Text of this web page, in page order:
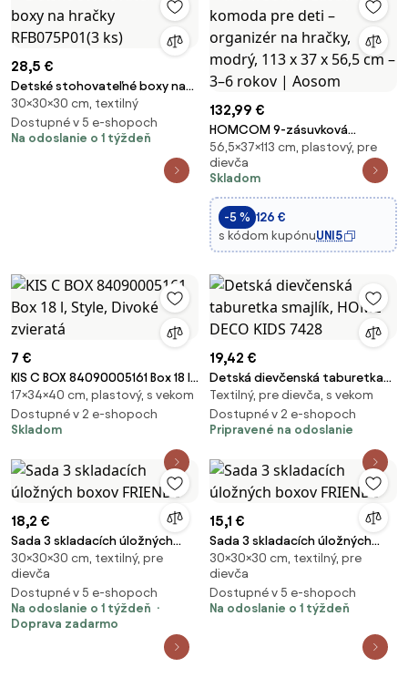
28,5 €
Detské stohovateľné boxy na
hračky RFB075P01(3 ks)
30×30×30 cm, textilný
Dostupné v 5 e-shopoch
Na odoslanie o 1 týždeň
132,99 €
HOMCOM 9-zásuvková
komoda pre deti – organizér na
hračky, modrý, 113 x 37 x 56,5
cm – 3–6 rokov | Aosom
56,5×37×113 cm, plastový, pre
dievča
Skladom
-5 % 126 €
s kódom kupónuUNI5
7 €
KIS C BOX 84090005161 Box 18 l,
Style, Divoké zvieratá
17×34×40 cm, plastový, s vekom
Dostupné v 2 e-shopoch
Skladom
19,42 €
Detská dievčenská taburetka
smajlík, HOME DECO KIDS 7428
Textilný, pre dievča, s vekom
Dostupné v 2 e-shopoch
Pripravené na odoslanie
18,2 €
Sada 3 skladacích úložných
boxov FRIENDS
30×30×30 cm, textilný, pre
dievča
Dostupné v 5 e-shopoch
Na odoslanie o 1 týždeň
Doprava zadarmo
15,1 €
Sada 3 skladacích úložných
boxov FRIENDS
30×30×30 cm, textilný, pre
dievča
Dostupné v 5 e-shopoch
Na odoslanie o 1 týždeň